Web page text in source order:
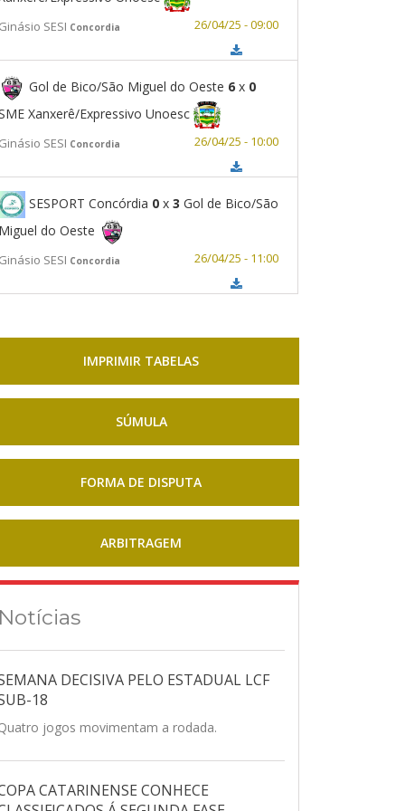
SESI Concordia 26/04/25 - 09:00
Gol de Bico/São Miguel do Oeste 6 x 0
Xanxerê/Expressivo Unoesc
SESI Concordia 26/04/25 - 10:00
SESPORT Concórdia 0 x 3 Gol de Bico/São
do Oeste
SESI Concordia 26/04/25 - 11:00
IMPRIMIR TABELAS
SÚMULA
FORMA DE DISPUTA
ARBITRAGEM
DECISIVA PELO ESTADUAL LCF
18
jogos movimentam a rodada.
CATARINENSE CONHECE